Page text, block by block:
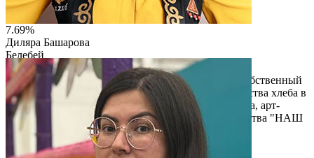
7.69%
Диляра Башарова
Белебей
ООО "НАШ ХЛЕБ"
Производство хлеба и хлебобулочных изделий. Собственный
товарный знак. Единственная франшиза производства хлеба в
Республике Башкортостан. Основание Музея Хлеба, арт-
пространства, дома ремесленника и этнопространства "НАШ
ДОМ""
Читать описание